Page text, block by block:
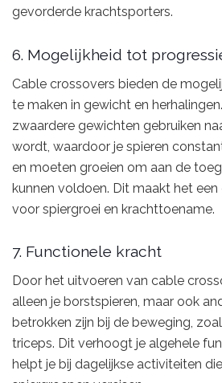
gevorderde krachtsporters.
6. Mogelijkheid tot
Cable crossovers bieden de
te maken in gewicht en
zwaardere gewichten gebruiken
wordt, waardoor je spieren
en moeten groeien om aan de
kunnen voldoen. Dit maakt het
voor spiergroei en krachttoename.
7. Functionele kracht
Door het uitvoeren van cable
alleen je borstspieren, maar ook
betrokken zijn bij de beweging,
triceps. Dit verhoogt je algehele
helpt je bij dagelijkse activiteiten